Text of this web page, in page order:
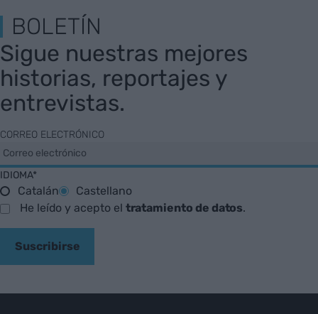
BOLETÍN
Sigue nuestras mejores
historias, reportajes y
entrevistas.
CORREO ELECTRÓNICO
IDIOMA*
Catalán
Castellano
He leído y acepto el tratamiento de datos.
Suscribirse